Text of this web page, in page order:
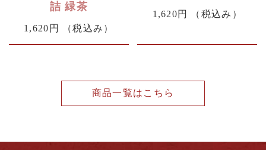
詰 緑茶
1,620円 （税込み）
1,620円 （税込み）
商品一覧はこちら